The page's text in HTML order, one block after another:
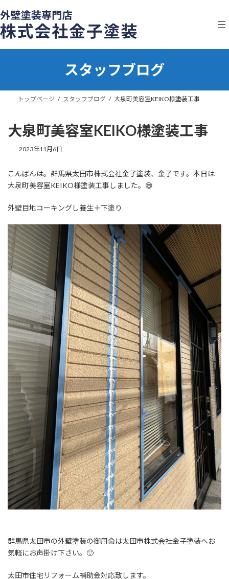
ン
テ
ン
ビ
ゲ
ー
スタッフブログ
トップページ スタッフブログ 大泉町美容室KEIKO様塗装工事
大泉町美容室KEIKO様塗装工事
2023年11月6日
こんばんは。群馬県太田市株式会社金子塗装、金子です。本日は
大泉町美容室KEIKO様塗装工事しました。😄
外壁目地コーキングし養生＋下塗り
群馬県太田市の外壁塗装の御用命は太田市株式会社金子塗装へお
気軽にお声掛け下さい。🙂
太田市住宅リフォーム補助金対応致します。